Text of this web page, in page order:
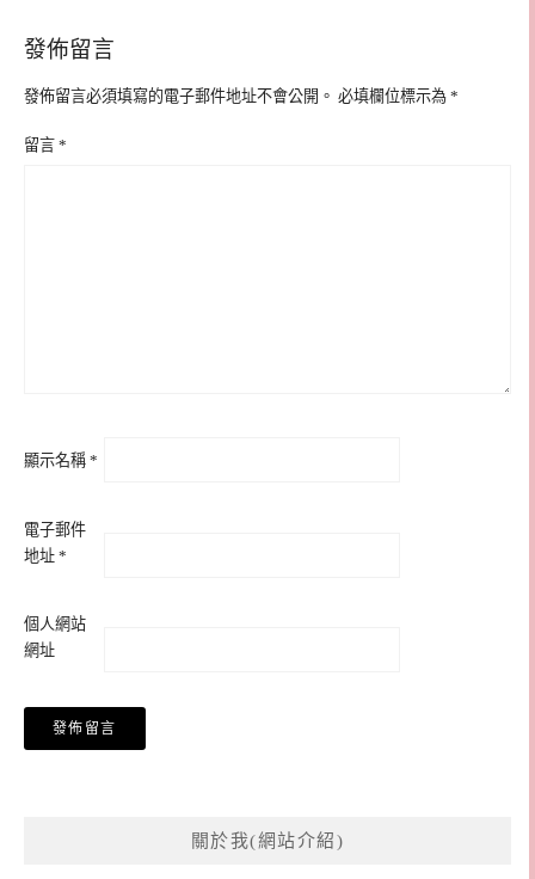
發佈留言
發佈留言必須填寫的電子郵件地址不會公開。 必填欄位標示為 *
留言 *
顯示名稱 *
電子郵件
地址 *
個人網站
網址
關於我(網站介紹)